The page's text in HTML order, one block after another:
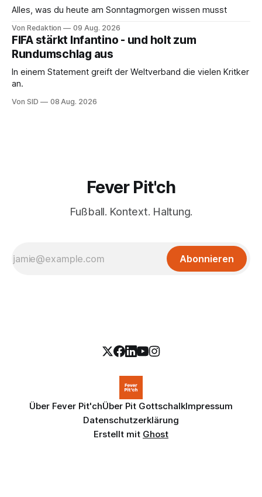
Alles, was du heute am Sonntagmorgen wissen musst
Von Redaktion 09 Aug. 2026
FIFA stärkt Infantino - und holt zum
Rundumschlag aus
In einem Statement greift der Weltverband die vielen Kritker
an.
Von SID 08 Aug. 2026
Fever Pit'ch
Fußball. Kontext. Haltung.
Abonnieren
Über Fever Pit'chÜber Pit GottschalkImpressum
Datenschutzerklärung
Erstellt mit Ghost